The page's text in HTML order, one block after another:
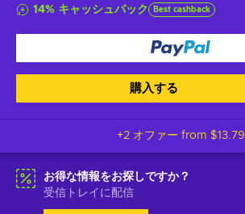
14% キャッシュバック Best cashback
購入する
+2 オファー from $13.79
お得な情報をお探しですか？
受信トレイに配信